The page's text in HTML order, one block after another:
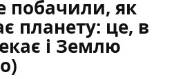
побачили, як
планету: це, в
і Землю